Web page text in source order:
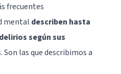
frecuentes
mental describen hasta
según sus
. Son las que describimos a